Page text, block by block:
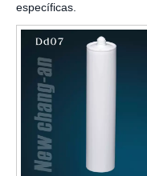
específicas.